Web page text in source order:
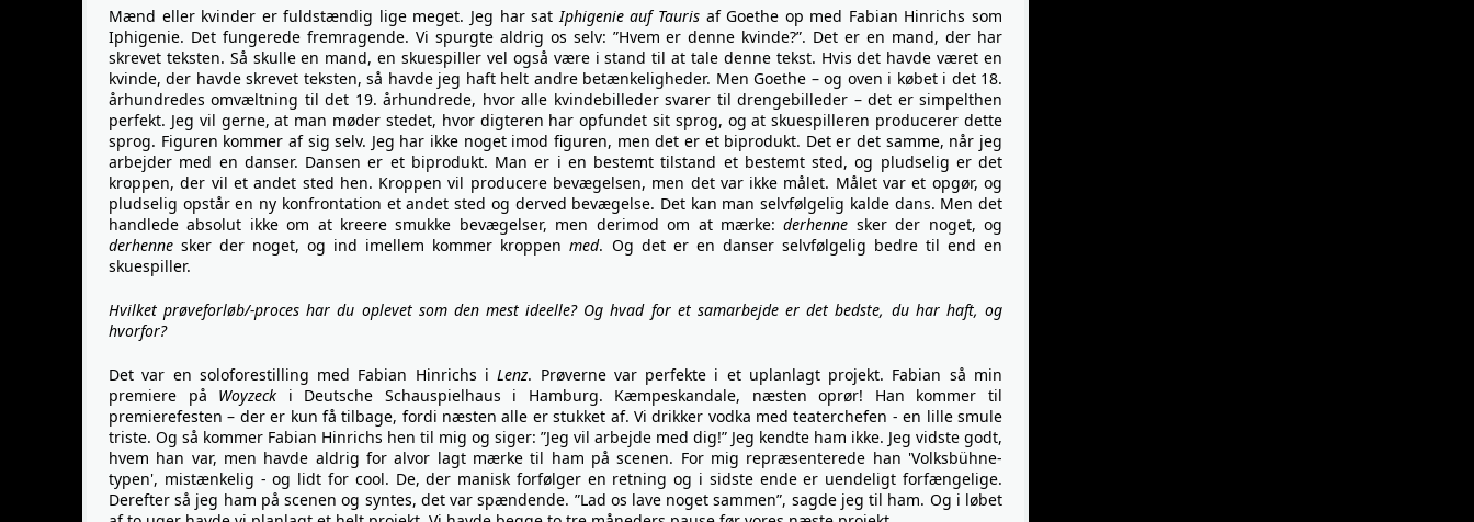
Mænd eller kvinder er fuldstændig lige meget. Jeg har satIphigenie auf Taurisaf Goethe op med Fabian Hinrichs som
Iphigenie. Det fungerede fremragende. Vi spurgte aldrig os selv: ”Hvem er denne kvinde?”. Det er en mand, der har
skrevet teksten. Så skulle en mand, en skuespiller vel også være i stand til at tale denne tekst. Hvis det havde været en
kvinde, der havde skrevet teksten, så havde jeg haft helt andre betænkeligheder. Men Goethe – og oven i købet i det 18.
århundredes omvæltning til det 19. århundrede, hvor alle kvindebilleder svarer til drengebilleder – det er simpelthen
perfekt. Jeg vil gerne, at man møder stedet, hvor digteren har opfundet sit sprog, og at skuespilleren producerer dette
sprog. Figuren kommer af sig selv. Jeg har ikke noget imod figuren, men det er et biprodukt. Det er det samme, når jeg
arbejder med en danser. Dansen er et biprodukt. Man er i en bestemt tilstand et bestemt sted, og pludselig er det
kroppen, der vil et andet sted hen. Kroppen vil producere bevægelsen, men det var ikke målet. Målet var et opgør, og
pludselig opstår en ny konfrontation et andet sted og derved bevægelse. Det kan man selvfølgelig kalde dans. Men det
handlede absolut ikke om at kreere smukke bevægelser, men derimod om at mærke:derhenne sker der noget, og
derhenne sker der noget, og ind imellem kommer kroppenmed. Og det er en danser selvfølgelig bedre til end en
skuespiller.
Hvilket prøveforløb/-proces har du oplevet som den mest ideelle? Og hvad for et samarbejde er det bedste, du har haft, og
hvorfor?
Det var en soloforestilling med Fabian Hinrichs iLenz. Prøverne var perfekte i et uplanlagt projekt. Fabian så min
premiere på Woyzeck i Deutsche Schauspielhaus i Hamburg. Kæmpeskandale, næsten oprør! Han kommer til
premierefesten – der er kun få tilbage, fordi næsten alle er stukket af. Vi drikker vodka med teaterchefen - en lille smule
triste. Og så kommer Fabian Hinrichs hen til mig og siger: ”Jeg vil arbejde med dig!” Jeg kendte ham ikke. Jeg vidste godt,
hvem han var, men havde aldrig for alvor lagt mærke til ham på scenen. For mig repræsenterede han 'Volksbühne-
typen', mistænkelig - og lidt for cool. De, der manisk forfølger en retning og i sidste ende er uendeligt forfængelige.
Derefter så jeg ham på scenen og syntes, det var spændende. ”Lad os lave noget sammen”, sagde jeg til ham. Og i løbet